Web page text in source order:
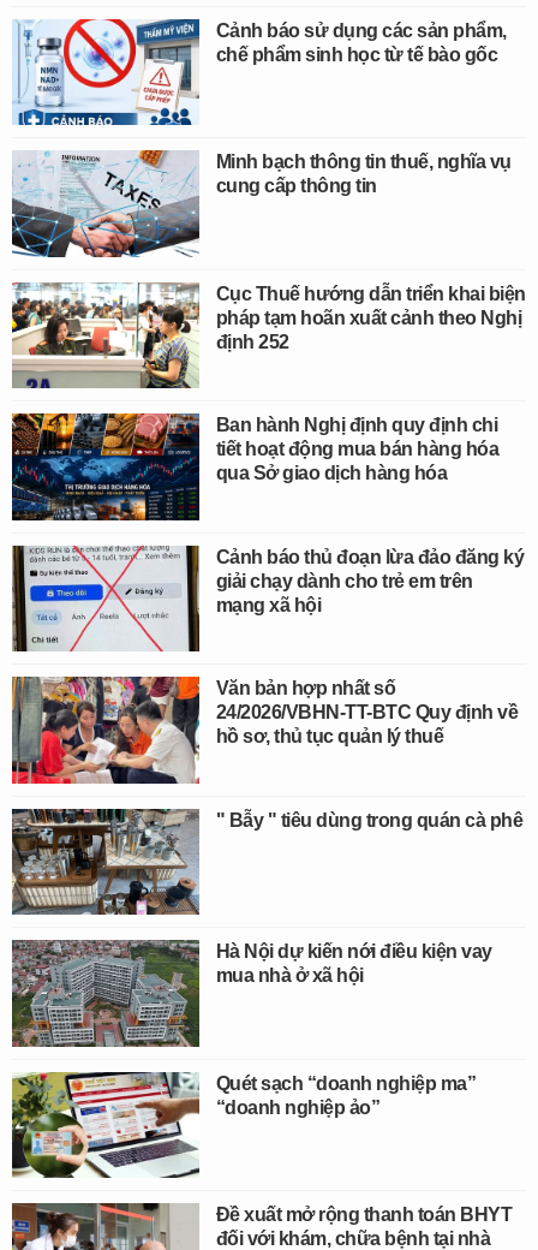
Cảnh báo sử dụng các sản phẩm,
chế phẩm sinh học từ tế bào gốc
Minh bạch thông tin thuế, nghĩa vụ
cung cấp thông tin
Cục Thuế hướng dẫn triển khai biện
pháp tạm hoãn xuất cảnh theo Nghị
định 252
Ban hành Nghị định quy định chi
tiết hoạt động mua bán hàng hóa
qua Sở giao dịch hàng hóa
Cảnh báo thủ đoạn lừa đảo đăng ký
giải chạy dành cho trẻ em trên
mạng xã hội
Văn bản hợp nhất số
24/2026/VBHN-TT-BTC Quy định về
hồ sơ, thủ tục quản lý thuế
" Bẫy " tiêu dùng trong quán cà phê
Hà Nội dự kiến nới điều kiện vay
mua nhà ở xã hội
Quét sạch “doanh nghiệp ma”
“doanh nghiệp ảo”
Đề xuất mở rộng thanh toán BHYT
đối với khám, chữa bệnh tại nhà